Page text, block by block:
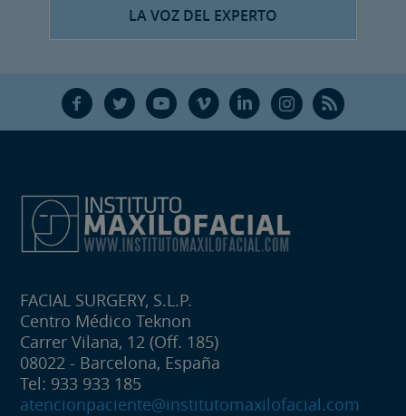
LA VOZ DEL EXPERTO
F T Y V L Ñ R
FACIAL SURGERY, S.L.P.
Centro Médico Teknon
Carrer Vilana, 12 (Off. 185)
08022 - Barcelona, España
Tel: 933 933 185
atencionpaciente@institutomaxilofacial.com